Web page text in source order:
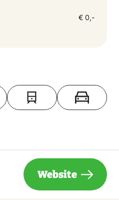
€ 0,-
op kaart
Website